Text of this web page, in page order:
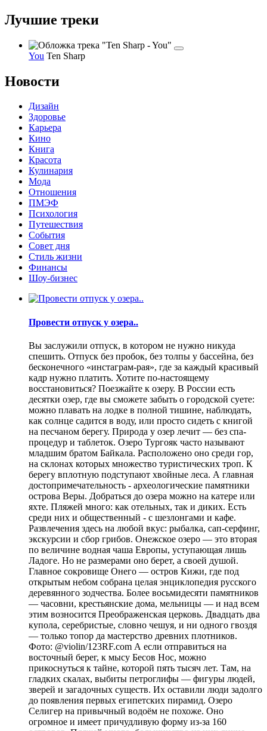
Лучшие треки
You Ten Sharp
Новости
Дизайн
Здоровье
Карьера
Кино
Книга
Красота
Кулинария
Мода
Отношения
ПМЭФ
Психология
Путешествия
События
Совет дня
Стиль жизни
Финансы
Шоу-бизнес
Провести отпуск у озера..
Вы заслужили отпуск, в котором не нужно никуда
спешить. Отпуск без пробок, без толпы у бассейна, без
бесконечного «инстаграм-рая», где за каждый красивый
кадр нужно платить. Хотите по-настоящему
восстановиться? Поезжайте к озеру. В России есть
десятки озер, где вы сможете забыть о городской суете:
можно плавать на лодке в полной тишине, наблюдать,
как солнце садится в воду, или просто сидеть с книгой
на песчаном берегу. Природа у озер лечит — без спа-
процедур и таблеток. Озеро Тургояк часто называют
младшим братом Байкала. Расположено оно среди гор,
на склонах которых множество туристических троп. К
берегу вплотную подступают хвойные леса. А главная
достопримечательность - археологические памятники
острова Веры. Добраться до озера можно на катере или
яхте. Пляжей много: как отельных, так и диких. Есть
среди них и общественный - с шезлонгами и кафе.
Развлечения здесь на любой вкус: рыбалка, сап-серфинг,
экскурсии и сбор грибов. Онежское озеро — это вторая
по величине водная чаша Европы, уступающая лишь
Ладоге. Но не размерами оно берет, а своей душой.
Главное сокровище Онего — остров Кижи, где под
открытым небом собрана целая энциклопедия русского
деревянного зодчества. Более восьмидесяти памятников
— часовни, крестьянские дома, мельницы — и над всем
этим возносится Преображенская церковь. Двадцать два
купола, серебристые, словно чешуя, и ни одного гвоздя
— только топор да мастерство древних плотников.
Фото: @violin/123RF.com А если отправиться на
восточный берег, к мысу Бесов Нос, можно
прикоснуться к тайне, которой пять тысяч лет. Там, на
гладких скалах, выбиты петроглифы — фигуры людей,
зверей и загадочных существ. Их оставили люди задолго
до появления первых египетских пирамид. Озеро
Селигер на привычный водоём не похоже. Оно
огромное и имеет причудливую форму из-за 160